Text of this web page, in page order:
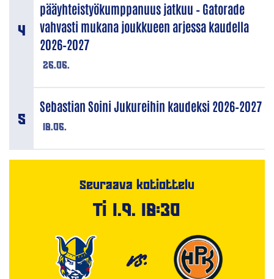
26.06.
pääyhteistyökumppanuus jatkuu – Gatorade
vahvasti mukana joukkueen arjessa kaudella
2026–2027
18.06.
Sebastian Soini Jukureihin kaudeksi 2026–2027
Seuraava kotiottelu
Ti 1.9. 18:30
VS.